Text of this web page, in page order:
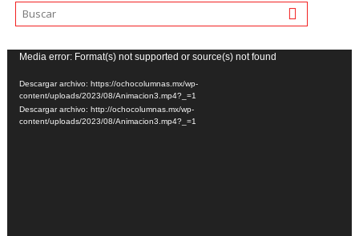
Reproductor
de
vídeo
Media error: Format(s) not supported or source(s) not found
Descargar archivo: https://ochocolumnas.mx/wp-
content/uploads/2023/08/Animacion3.mp4?_=1
Descargar archivo: http://ochocolumnas.mx/wp-
content/uploads/2023/08/Animacion3.mp4?_=1